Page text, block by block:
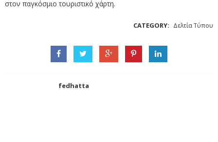
στον παγκόσμιο τουριστικό χάρτη.
CATEGORY: Δελτία Τύπου
fedhatta